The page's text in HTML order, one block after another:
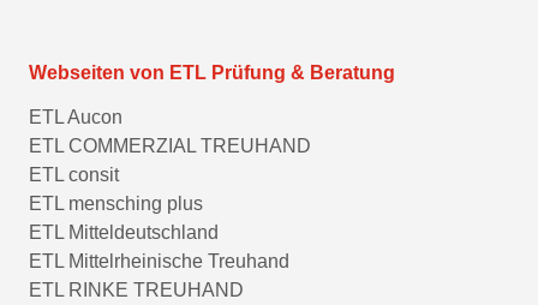
Webseiten von ETL Prüfung & Beratung
ETL Aucon
ETL COMMERZIAL TREUHAND
ETL consit
ETL mensching plus
ETL Mitteldeutschland
ETL Mittelrheinische Treuhand
ETL RINKE TREUHAND